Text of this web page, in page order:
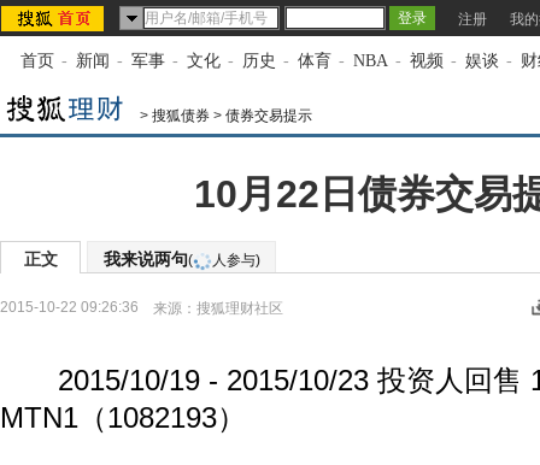
注册 我
首页 - 新闻 - 军事 - 文化 - 历史 - 体育 - NBA - 视频 - 娱谈 -
> 搜狐债券 > 债券交易提示
10月22日债券交易
正文 我来说两句( 人参与)
2015-10-22 09:26:36 来源： 搜狐理财社区
2015/10/19 - 2015/10/23 投资人回售
MTN1（1082193）